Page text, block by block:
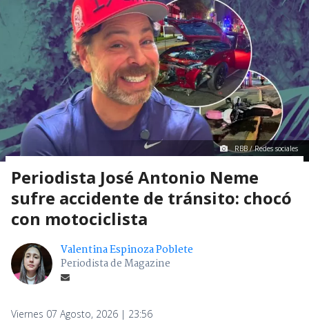
RBB / Redes sociales
Periodista José Antonio Neme
sufre accidente de tránsito: chocó
con motociclista
Valentina Espinoza Poblete
Periodista de Magazine
Viernes 07 Agosto, 2026 | 23:56